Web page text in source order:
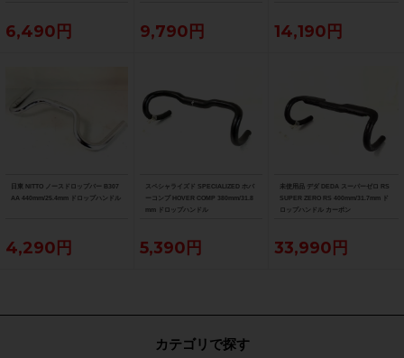
6,490円 9,790円 14,190円
日東 NITTO ノースドロップバー B307
AA 440mm/25.4mm ドロップハンドル
4,290円
スペシャライズド SPECIALIZED ホバ
ーコンプ HOVER COMP 380mm/31.8
mm ドロップハンドル
5,390円
未使用品 デダ DEDA スーパーゼロ RS
SUPER ZERO RS 400mm/31.7mm ド
ロップハンドル カーボン
33,990円
カテゴリで探す